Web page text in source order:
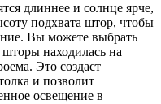
длиннее и солнце ярче,
подхвата штор, чтобы
Вы можете выбрать
находилась на
Это создаст
и позволит
освещение в